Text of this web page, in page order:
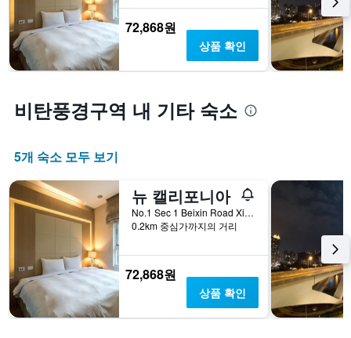
72,868원
상품 확인
비탄풍경구역 내 기타 숙소
5개 숙소 모두 보기
뉴 캘리포니아
No.1 Sec 1 Beixin Road Xindian City, 신뎬구, 대만
0.2km 중심가까지의 거리
72,868원
상품 확인